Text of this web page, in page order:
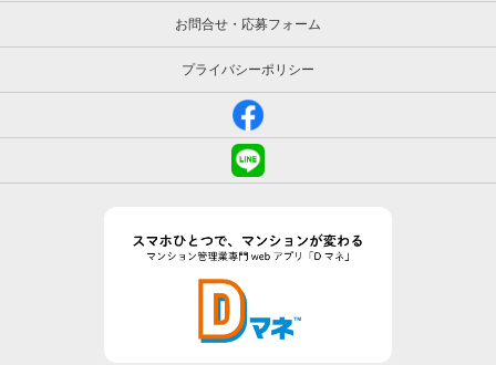
お問合せ・応募フォーム
プライバシーポリシー